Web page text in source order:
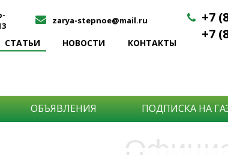
zarya-stepnoe@mail.ru
СТАТЬИ НОВОСТИ КОНТАКТЫ
+7
+7
ОБЪЯВЛЕНИЯ ПОДПИСКА НА